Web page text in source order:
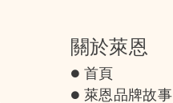
關於萊恩
首頁
萊恩品牌故事